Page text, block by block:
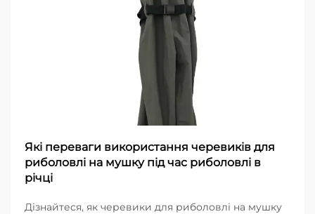
Які переваги використання черевиків для
риболовлі на мушку під час риболовлі в
річці
Дізнайтеся, як черевики для риболовлі на мушку